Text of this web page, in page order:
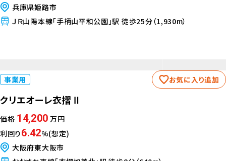
兵庫県姫路市
ＪＲ山陽本線「手柄山平和公園」駅 徒歩25分（1,930m）
事業用 お気に入り追加
クリエオーレ衣摺Ⅱ
価格 14,200 万円
利回り6.42%(想定)
大阪府東大阪市